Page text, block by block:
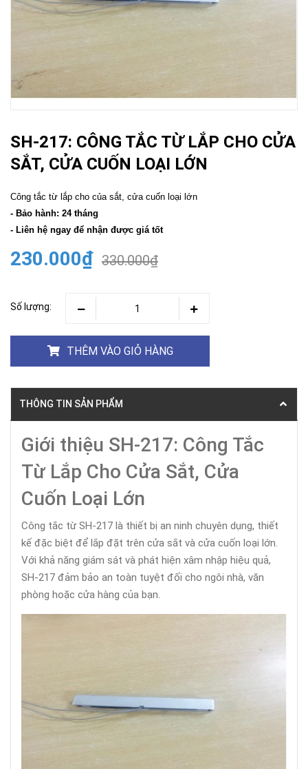
SH-217: CÔNG TẮC TỪ LẮP CHO CỬA
SẮT, CỬA CUỐN LOẠI LỚN
Công tắc từ lắp cho của sắt, cửa cuốn loại lớn
- Bảo hành: 24 tháng
- Liên hệ ngay để nhận được giá tốt
230.000₫ 330.000₫
Số lượng:
THÊM VÀO GIỎ HÀNG
THÔNG TIN SẢN PHẨM
Giới thiệu SH-217: Công Tắc
Từ Lắp Cho Cửa Sắt, Cửa
Cuốn Loại Lớn
Công tắc từ SH-217 là thiết bị an ninh chuyên dụng, thiết
kế đặc biệt để lắp đặt trên cửa sắt và cửa cuốn loại lớn.
Với khả năng giám sát và phát hiện xâm nhập hiệu quả,
SH-217 đảm bảo an toàn tuyệt đối cho ngôi nhà, văn
phòng hoặc cửa hàng của bạn.